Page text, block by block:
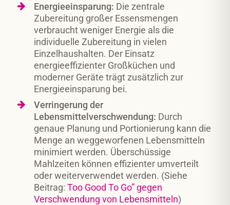
Energieeinsparung: Die zentrale
Zubereitung großer Essensmengen
verbraucht weniger Energie als die
individuelle Zubereitung in vielen
Einzelhaushalten. Der Einsatz
energieeffizienter Großküchen und
moderner Geräte trägt zusätzlich zur
Energieeinsparung bei.
Verringerung der
Lebensmittelverschwendung: Durch
genaue Planung und Portionierung kann die
Menge an weggeworfenen Lebensmitteln
minimiert werden. Überschüssige
Mahlzeiten können effizienter umverteilt
oder weiterverwendet werden. (Siehe
Beitrag: Too Good To Go” gegen
Verschwendung von Lebensmitteln)